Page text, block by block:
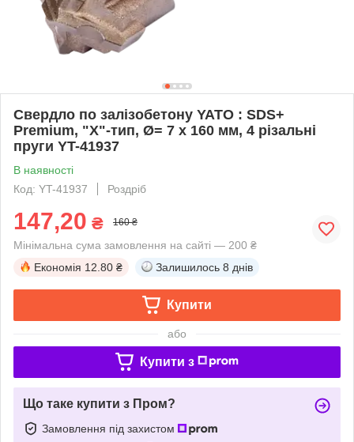
Свердло по залізобетону YATO : SDS+
Premium, "Х"-тип, Ø= 7 х 160 мм, 4 різальні
пруги YT-41937
В наявності
Код: YT-41937
Роздріб
147,20 ₴ 160 ₴
Мінімальна сума замовлення на сайті — 200 ₴
Економія 12.80 ₴ Залишилось 8 днів
Купити
або
Купити з
Що таке купити з Пром?
Замовлення під захистом